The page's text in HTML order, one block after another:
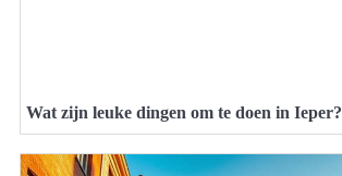
Wat zijn leuke dingen om te doen in Ieper?